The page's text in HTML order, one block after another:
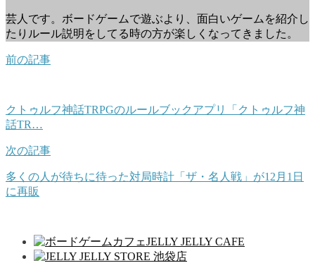
芸人です。ボードゲームで遊ぶより、面白いゲームを紹介し
たりルール説明をしてる時の方が楽しくなってきました。
前の記事
クトゥルフ神話TRPGのルールブックアプリ「クトゥルフ神
話TR…
次の記事
多くの人が待ちに待った対局時計「ザ・名人戦」が12月1日
に再販